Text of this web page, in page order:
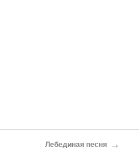
Лебединая песня →